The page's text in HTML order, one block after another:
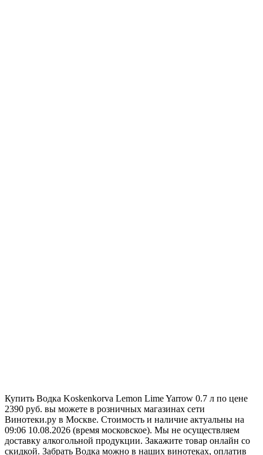
Купить Водка Koskenkorva Lemon Lime Yarrow 0.7 л по цене
2390 руб. вы можете в розничных магазинах сети
Винотеки.ру в Москве. Стоимость и наличие актуальны на
09:06 10.08.2026 (время московское). Мы не осуществляем
доставку алкогольной продукции. Закажите товар онлайн со
скидкой. Забрать Водка можно в наших винотеках, оплатив